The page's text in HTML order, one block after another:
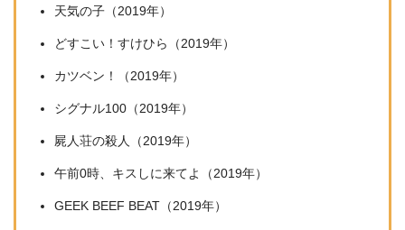
天気の子（2019年）
どすこい！すけひら（2019年）
カツベン！（2019年）
シグナル100（2019年）
屍人荘の殺人（2019年）
午前0時、キスしに来てよ（2019年）
GEEK BEEF BEAT（2019年）